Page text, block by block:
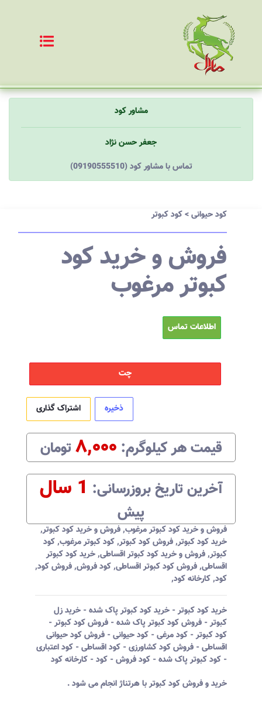
مشاور کود
جعفر حسن نژاد
(09190555510) تماس با مشاور کود
کود حیوانی>کود کبوتر
فروش و خرید کود
کبوتر مرغوب
اطلاعات تماس
چت
ذخیره اشتراک گذاری
قیمت هرکیلوگرم:‌ ۸,۰۰۰تومان
آخرین تاریخ بروزرسانی:‌ 1 سال
پیش
فروش و خرید کود کبوتر مرغوب,فروش و خرید کود کبوتر,
خرید کود کبوتر,فروش کود کبوتر,کود کبوتر مرغوب,کود
کبوتر,فروش و خرید کود کبوتر اقساطی,خرید کود کبوتر
اقساطی,فروش کود کبوتر اقساطی,کود فروش,فروش کود,
کود,کارخانه کود,
خرید کود کبوتر - خرید کود کبوتر پاک شده - خرید زل
کبوتر - فروش کود کبوتر پاک شده - فروش کود کبوتر -
کود کبوتر - کود مرغی - کود حیوانی - فروش کود حیوانی
اقساطی - فروش کود کشاورزی - کود اقساطی - کود اعتباری
- کود کبوتر پاک شده - کود فروش - کود - کارخانه کود
خرید و فروش کود کبوتر با هرتناژ انجام می شود .